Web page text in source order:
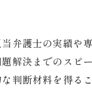
弁護士の実績や
解決までのスピ
判断材料を得るこ